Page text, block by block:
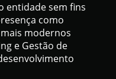
entidade sem fins
como
modernos
e Gestão de